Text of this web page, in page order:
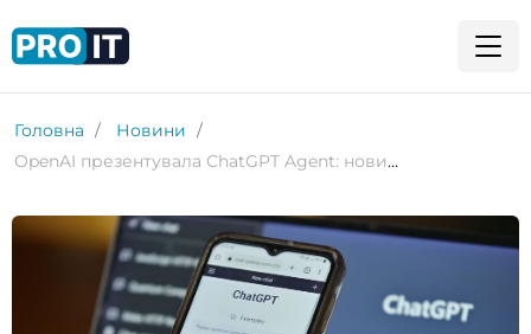
Головна
Новини
OpenAI презентувала ChatGPT Agent: новий інструмент для роботи з Excel, PowerPoint і браузером